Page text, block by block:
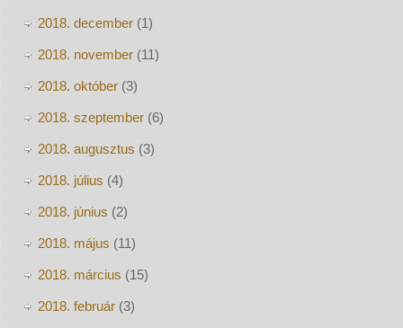
2018. december(1)
2018. november(11)
2018. október(3)
2018. szeptember(6)
2018. augusztus (3)
2018. július (4)
2018. június (2)
2018. május (11)
2018. március (15)
2018. február(3)